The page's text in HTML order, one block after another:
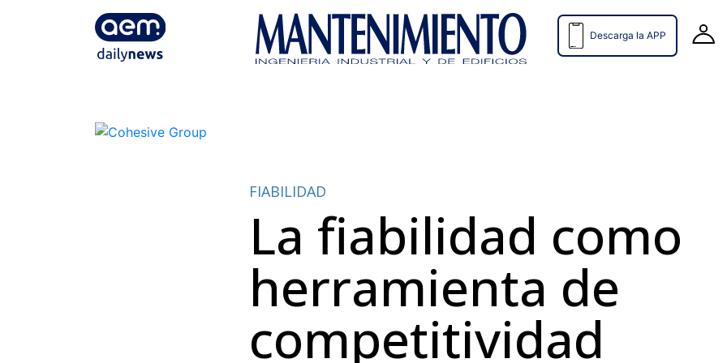
Descarga la APP
FIABILIDAD
La fiabilidad como
herramienta de
competitividad